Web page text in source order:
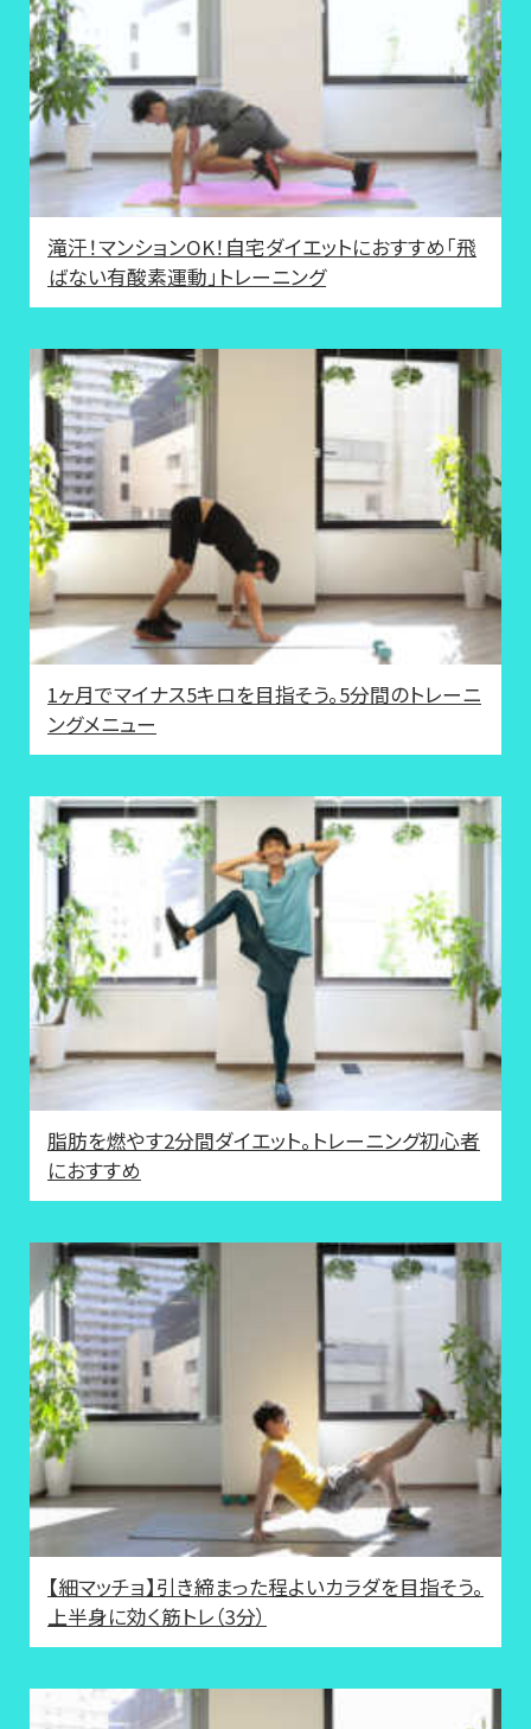
滝汗！マンションOK！自宅ダイエットにおすすめ「飛
ばない有酸素運動」トレーニング
1ヶ月でマイナス5キロを目指そう。5分間のトレーニ
ングメニュー
脂肪を燃やす2分間ダイエット。トレーニング初心者
におすすめ
【細マッチョ】引き締まった程よいカラダを目指そう。
上半身に効く筋トレ（3分）